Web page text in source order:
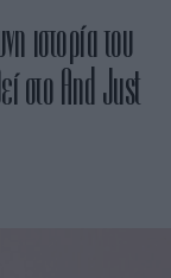
ιστορία του
στο And Just